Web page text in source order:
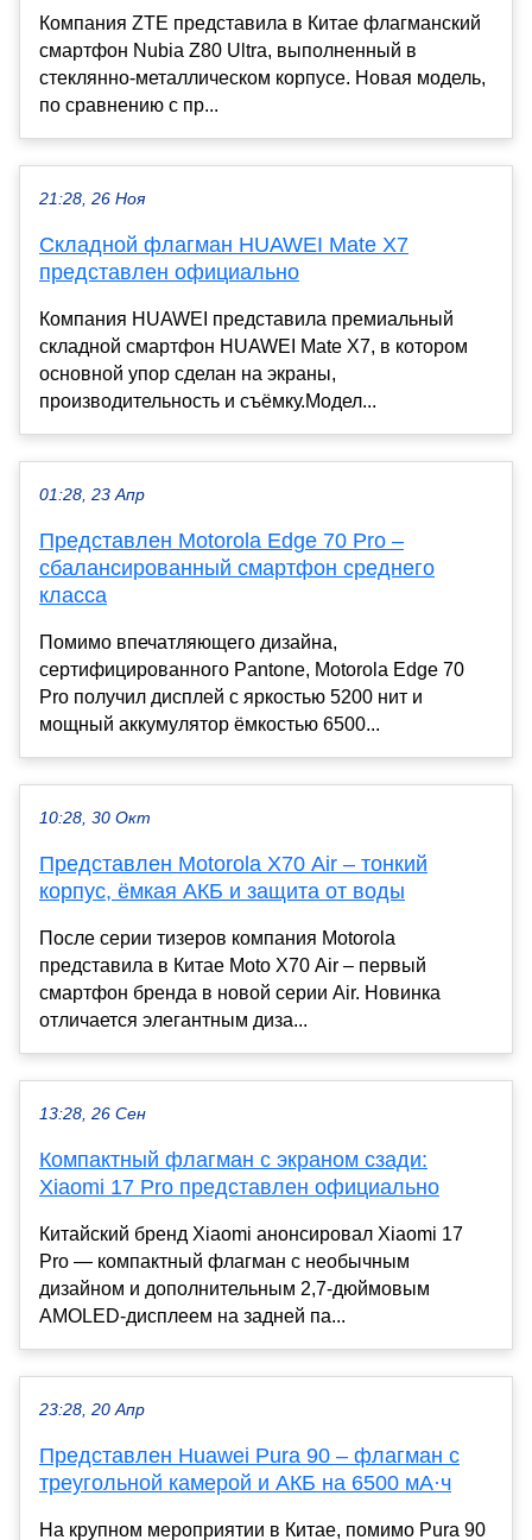
Компания ZTE представила в Китае флагманский
смартфон Nubia Z80 Ultra, выполненный в
стеклянно-металлическом корпусе. Новая модель,
по сравнению с пр...
21:28, 26 Ноя
Складной флагман HUAWEI Mate X7
представлен официально
Компания HUAWEI представила премиальный
складной смартфон HUAWEI Mate X7, в котором
основной упор сделан на экраны,
производительность и съёмку.Модел...
01:28, 23 Апр
Представлен Motorola Edge 70 Pro –
сбалансированный смартфон среднего
класса
Помимо впечатляющего дизайна,
сертифицированного Pantone, Motorola Edge 70
Pro получил дисплей с яркостью 5200 нит и
мощный аккумулятор ёмкостью 6500...
10:28, 30 Окт
Представлен Motorola X70 Air – тонкий
корпус, ёмкая АКБ и защита от воды
После серии тизеров компания Motorola
представила в Китае Moto X70 Air – первый
смартфон бренда в новой серии Air. Новинка
отличается элегантным диза...
13:28, 26 Сен
Компактный флагман с экраном сзади:
Xiaomi 17 Pro представлен официально
Китайский бренд Xiaomi анонсировал Xiaomi 17
Pro — компактный флагман с необычным
дизайном и дополнительным 2,7-дюймовым
AMOLED-дисплеем на задней па...
23:28, 20 Апр
Представлен Huawei Pura 90 – флагман с
треугольной камерой и АКБ на 6500 мА·ч
На крупном мероприятии в Китае, помимо Pura 90